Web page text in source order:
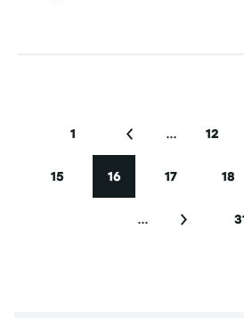
Erste Seite
1
Vorherige Seite
… Seite
12
Seite
15
Aktuelle Seite
16
Seite
17 18
… Nächste